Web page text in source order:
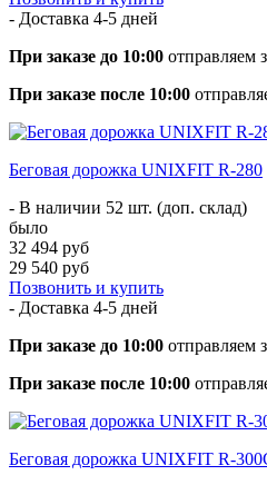
- Доставка 4-5 дней
При заказе до 10:00 отправляем
При заказе после 10:00
Беговая дорожка UNIXFIT R-280
- В наличии 52 шт. (доп. склад)
было
32 494 руб
29 540 руб
Позвонить и купить
- Доставка 4-5 дней
При заказе до 10:00 отправляем
При заказе после 10:00
Беговая дорожка UNIXFIT R-